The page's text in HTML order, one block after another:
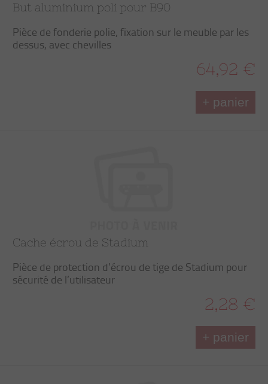
But aluminium poli pour B90
Pièce de fonderie polie, fixation sur le meuble par les
dessus, avec chevilles
64,92 €
+ panier
Cache écrou de Stadium
Pièce de protection d’écrou de tige de Stadium pour
sécurité de l’utilisateur
2,28 €
+ panier